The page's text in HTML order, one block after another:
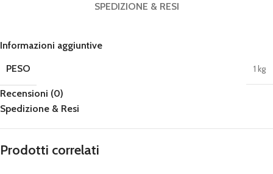
SPEDIZIONE & RESI
Informazioni aggiuntive
PESO
1 kg
Recensioni (0)
Spedizione & Resi
Prodotti correlati